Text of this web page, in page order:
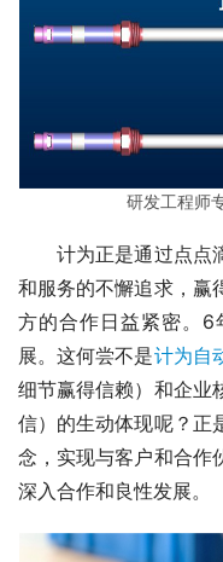
研发工程师
计为正是通过点点滴
和服务的不懈追求，赢
方的合作日益紧密。6
展。这何尝不是计为自
细节赢得信赖）和企业
信）的生动体现呢？正
念，实现与客户和合作
深入合作和良性发展。